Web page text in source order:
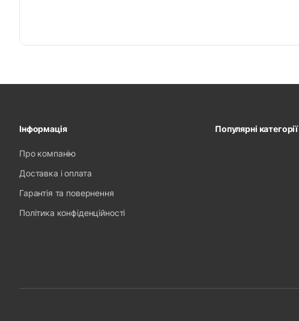
Інформація
Про компанію
Доставка і оплата
Гарантія та повернення
Політика конфіденційності
Популярні категорії